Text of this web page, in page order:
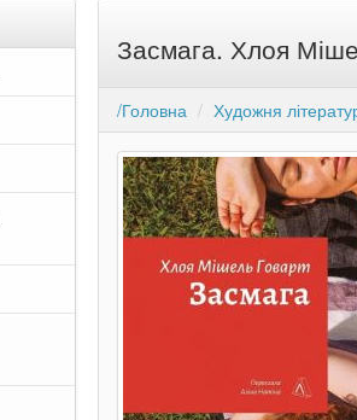
Засмага. Хлоя
/Головна Художня